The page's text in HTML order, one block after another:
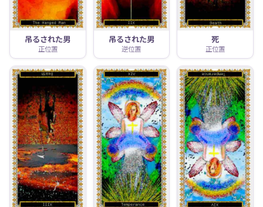
吊るされた男
正位置
吊るされた男
逆位置
死
正位置